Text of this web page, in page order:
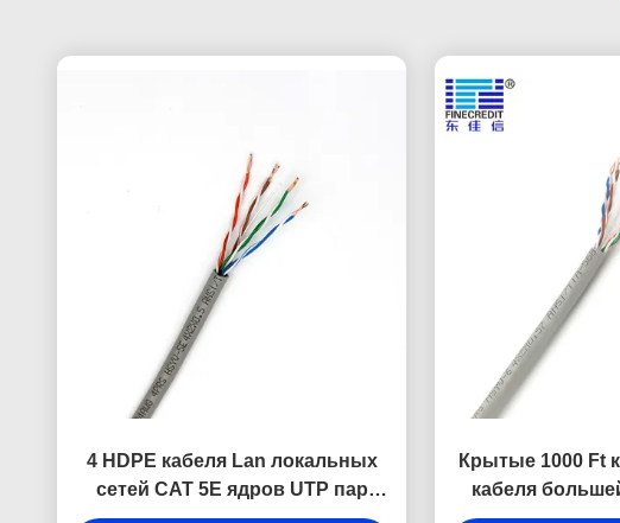
4 HDPE кабеля Lan локальных
сетей CAT 5E ядров UTP пар
8/CAT 5E FTP изолировал кабель
Крытые 1000 Ft
кабеля
Cat6